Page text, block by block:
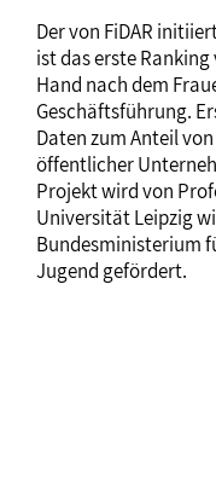
Der von FiDAR
ist das erste
Hand nach dem
Geschäftsführung.
Daten zum Anteil
öffentlicher
Projekt wird von
Universität Leipzig
Bundesministerium
Jugend gefördert.